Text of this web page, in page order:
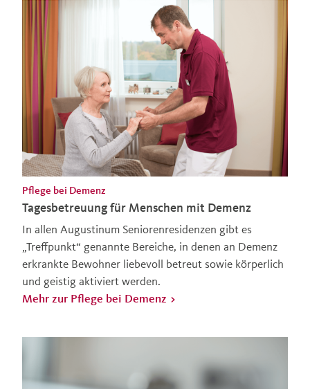
Tagesbetreuung für Menschen mit Demenz
Pflege bei Demenz
In allen Augustinum Seniorenresidenzen gibt es
„Treffpunkt“ genannte Bereiche, in denen an Demenz
erkrankte Bewohner liebevoll betreut sowie körperlich
und geistig aktiviert werden.
Mehr zur Pflege bei Demenz